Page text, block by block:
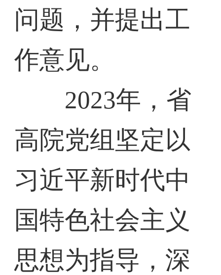
问题，并提出工
作意见。
2023年，省
高院党组坚定以
习近平新时代中
国特色社会主义
思想为指导，深